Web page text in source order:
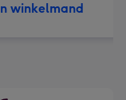
winkelmand